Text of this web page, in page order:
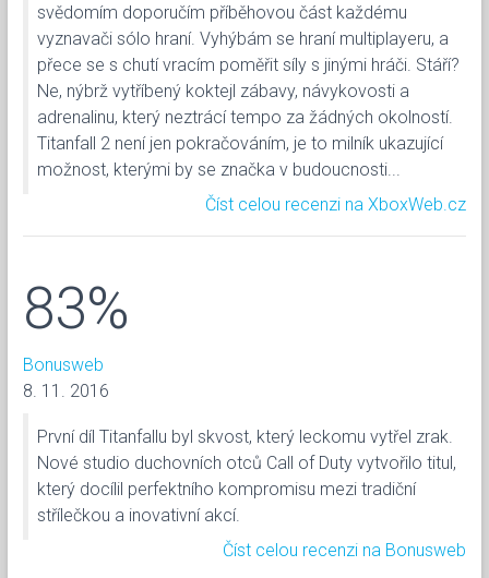
svědomím doporučím příběhovou část každému
vyznavači sólo hraní. Vyhýbám se hraní multiplayeru, a
přece se s chutí vracím poměřit síly s jinými hráči. Stáří?
Ne, nýbrž vytříbený koktejl zábavy, návykovosti a
adrenalinu, který neztrácí tempo za žádných okolností.
Titanfall 2 není jen pokračováním, je to milník ukazující
možnost, kterými by se značka v budoucnosti...
Číst celou recenzi na XboxWeb.cz
83%
Bonusweb
8. 11. 2016
První díl Titanfallu byl skvost, který leckomu vytřel zrak.
Nové studio duchovních otců Call of Duty vytvořilo titul,
který docílil perfektního kompromisu mezi tradiční
střílečkou a inovativní akcí.
Číst celou recenzi na Bonusweb